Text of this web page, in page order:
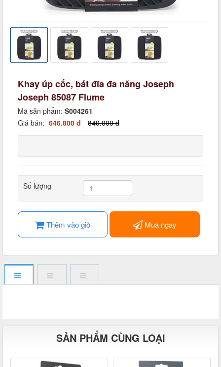
Khay úp cốc, bát đĩa đa năng Joseph
Joseph 85087 Flume
Mã sản phẩm: S004261
Giá bán: 646.800 đ 840.000 đ
Số lượng
Thêm vào giỏ Mua ngay
SẢN PHẨM CÙNG LOẠI